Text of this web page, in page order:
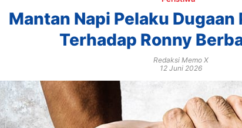
Mantan Napi Pelaku Dugaan
Terhadap Ronny
Redaksi Memo X
12 Juni 2026